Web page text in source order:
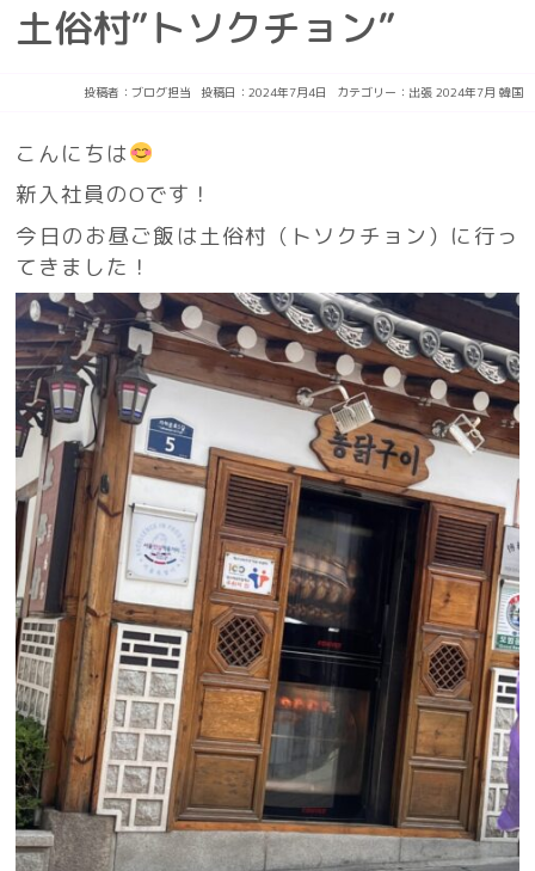
土俗村”トソクチョン”
投稿者： ブログ担当 投稿日：2024年7月4日 カテゴリー： 出張 2024年7月 韓国
こんにちは
新入社員のOです！
今日のお昼ご飯は土俗村（トソクチョン）に行っ
てきました！